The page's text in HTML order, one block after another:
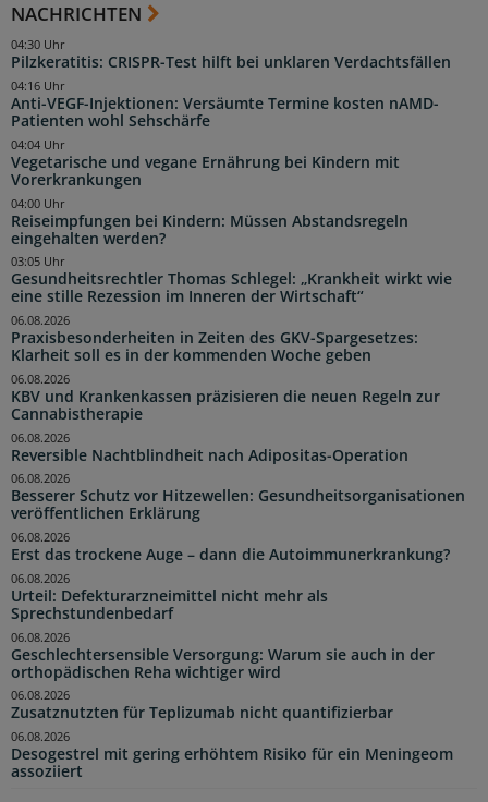
NACHRICHTEN
Pilzkeratitis: CRISPR-Test hilft bei unklaren Verdachtsfällen
04:30 Uhr
Anti-VEGF-Injektionen: Versäumte Termine kosten nAMD-
Patienten wohl Sehschärfe
04:16 Uhr
Vegetarische und vegane Ernährung bei Kindern mit
Vorerkrankungen
04:04 Uhr
Reiseimpfungen bei Kindern: Müssen Abstandsregeln
eingehalten werden?
04:00 Uhr
Gesundheitsrechtler Thomas Schlegel: „Krankheit wirkt wie
eine stille Rezession im Inneren der Wirtschaft“
03:05 Uhr
Praxisbesonderheiten in Zeiten des GKV-Spargesetzes:
Klarheit soll es in der kommenden Woche geben
06.08.2026
KBV und Krankenkassen präzisieren die neuen Regeln zur
Cannabistherapie
06.08.2026
Reversible Nachtblindheit nach Adipositas-Operation
06.08.2026
Besserer Schutz vor Hitzewellen: Gesundheitsorganisationen
veröffentlichen Erklärung
06.08.2026
Erst das trockene Auge – dann die Autoimmunerkrankung?
06.08.2026
Urteil: Defekturarzneimittel nicht mehr als
Sprechstundenbedarf
06.08.2026
Geschlechtersensible Versorgung: Warum sie auch in der
orthopädischen Reha wichtiger wird
06.08.2026
Zusatznutzten für Teplizumab nicht quantifizierbar
06.08.2026
Desogestrel mit gering erhöhtem Risiko für ein Meningeom
assoziiert
06.08.2026